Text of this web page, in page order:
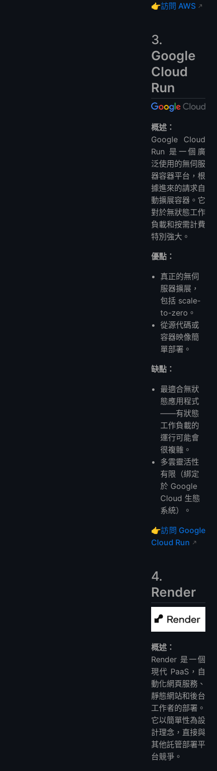
👉訪問 AWS
3.
Google
Cloud
Run
概述：
Google Cloud
Run 是一個廣
泛使用的無伺服
器容器平台，根
據進來的請求自
動擴展容器。它
對於無狀態工作
負載和按需計費
特別強大。
優點：
真正的無伺
服器擴展，
包括 scale-
to-zero。
從源代碼或
容器映像簡
單部署。
缺點：
最適合無狀
態應用程式
——有狀態
工作負載的
運行可能會
很複雜。
多雲靈活性
有限（綁定
於 Google
Cloud 生態
系統）。
👉訪問 Google
Cloud Run
4.
Render
概述：
Render 是一個
現代 PaaS，自
動化網頁服務、
靜態網站和後台
工作者的部署。
它以簡單性為設
計理念，直接與
其他託管部署平
台競爭。